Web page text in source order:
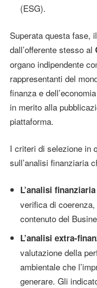
(ESG).
Superata questa fase,
dall’offerente stesso al
organo indipendente
rappresentanti del
finanza e
in merito alla
piattaforma.
I criteri di selezione in
sull’analisi finanziaria
L’analisi finanziaria
verifica di
contenuto del
L’analisi extra-
valutazione della
ambientale che
generare. Gli